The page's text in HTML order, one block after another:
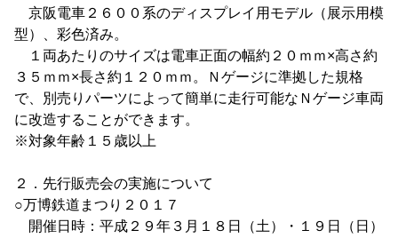
京阪電車２６００系のディスプレイ用モデル（展示用模
型）、彩色済み。
１両あたりのサイズは電車正面の幅約２０ｍｍ×高さ約
３５ｍｍ×長さ約１２０ｍｍ。Ｎゲージに準拠した規格
で、別売りパーツによって簡単に走行可能なＮゲージ車両
に改造することができます。
※対象年齢１５歳以上
２．先行販売会の実施について
○万博鉄道まつり２０１７
開催日時：平成２９年３月１８日（土）・１９日（日）